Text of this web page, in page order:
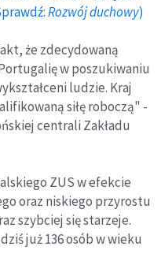
Rozwój duchowy)
że zdecydowaną
w poszukiwaniu
ludzie. Kraj
siłę roboczą" -
centrali Zakładu
ZUS w efekcie
oraz niskiego przyrostu
szybciej się starzeje.
już 136 osób w wieku